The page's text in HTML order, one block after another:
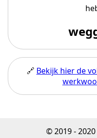
🔗 Bekijk hier de
© 2019 - 2020